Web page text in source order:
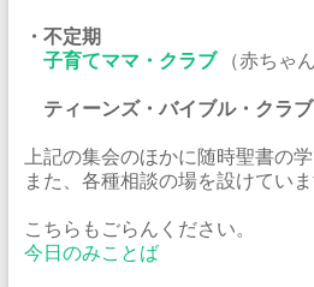
・不定期
子育てママ・クラブ（赤ちゃ
ティーンズ・バイブル・クラブ
上記の集会のほかに随時聖書の
また、各種相談の場を設けていま
こちらもごらんください。
今日のみことば